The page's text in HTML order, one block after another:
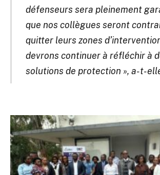
défenseurs sera pleinement
que nos collègues seront
quitter leurs zones
devrons continuer à réfléchir à
solutions de protection », a-t-